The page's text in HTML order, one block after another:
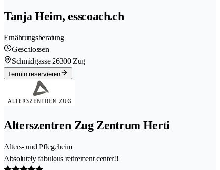
Tanja Heim, esscoach.ch
Ernährungsberatung
Geschlossen
Schmidgasse 26300 Zug
Termin reservieren
Alterszentren Zug Zentrum Herti
Alters- und Pflegeheim
Absolutely fabulous retirement center!!